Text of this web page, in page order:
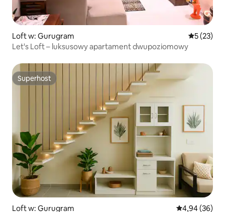
Loft w: Gurugram Średnia
5 (23)
Let's Loft – luksusowy apartament dwupoziomowy
Superhost
Superhost
Loft w: Gurugram Średnia
4,94 (36)